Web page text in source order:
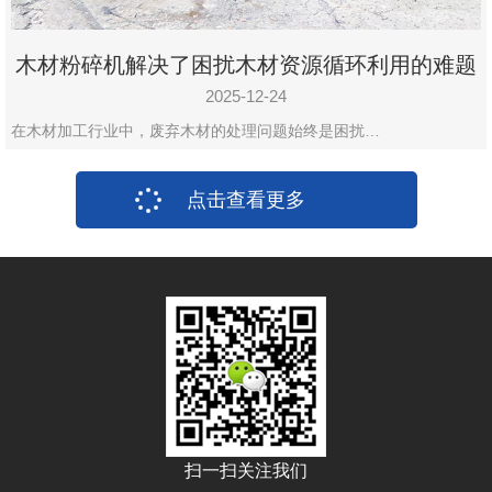
木材粉碎机解决了困扰木材资源循环利用的难题
2025-12-24
在木材加工行业中，废弃木材的处理问题始终是困扰…
点击查看更多
扫一扫关注我们